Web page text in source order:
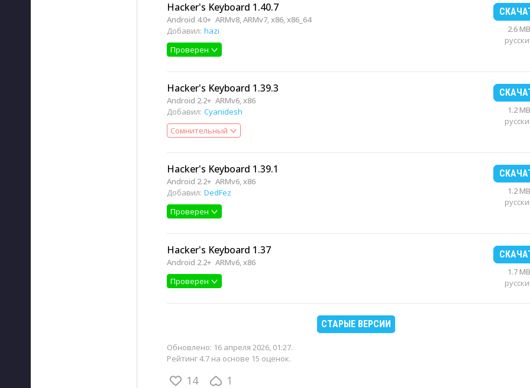
Hacker's Keyboard 1.40.7
Android 4.0+ ARMv8, ARMv7, x86, x86_64
Добавил: hazi
Проверен
2.6 MB
Hacker's Keyboard 1.39.3
Android 2.2+ ARMv6, x86
Добавил: Cyanidesh
Сомнительный
1.2 MB
Hacker's Keyboard 1.39.1
Android 2.2+ ARMv6, x86
Добавил: DedFez
Проверен
1.2 MB
Hacker's Keyboard 1.37
Android 2.2+ ARMv6, x86
Проверен
1.7 MB
СТАРЫЕ ВЕРСИИ
Обновлено: 16 апреля 2026, 01:27.
Рейтинг 4.7 на основе 15 оценок.
14 1